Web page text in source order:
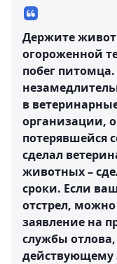
Держите
огороженной
побег
в
организации,
потерявшейся
сделал
животных –
сроки. Если
отстрел, можно
заявление на
службы
действующему